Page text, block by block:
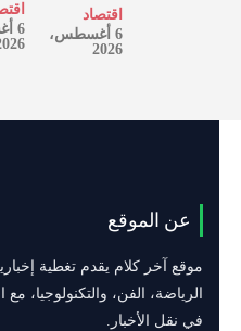
اقتصاد
6 أغسطس،
2026
6
عن الموقع
موقع آخر كلام يقدم تغطية
الرياضة، الفن، والتكنولوجيا،
في نقل الأخبار.